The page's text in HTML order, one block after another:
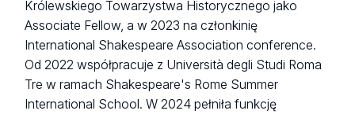
Królewskiego Towarzystwa Historycznego jako
Associate Fellow, a w 2023 na członkinię
International Shakespeare Association conference.
Od 2022 współpracuje z Università degli Studi Roma
Tre w ramach Shakespeare's Rome Summer
International School. W 2024 pełniła funkcję